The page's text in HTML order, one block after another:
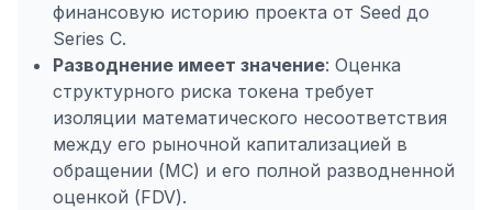
финансовую историю проекта от Seed до
Series C.
Разводнение имеет значение: Оценка
структурного риска токена требует
изоляции математического несоответствия
между его рыночной капитализацией в
обращении (MC) и его полной разводненной
оценкой (FDV).